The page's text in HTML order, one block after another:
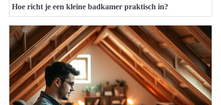
Hoe richt je een kleine badkamer praktisch in?